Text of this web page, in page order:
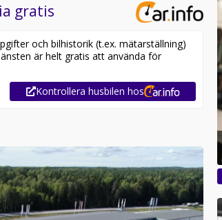
gratis
och bilhistorik (t.ex. mätarställning)
är helt gratis att använda för
Kontrollera husbilen hos